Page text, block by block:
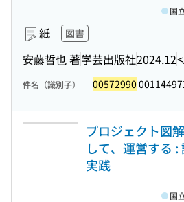
紙 図書
安藤哲也 著学芸出版社2024.12
国
件名（識別子） 00572990
プロジェクト図
して、運営する
実践
国